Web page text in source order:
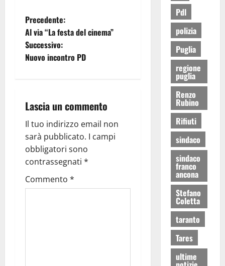
Precedente:
Al via “La festa del cinema”
Successivo:
Nuovo incontro PD
Lascia un commento
Il tuo indirizzo email non
sarà pubblicato. I campi
obbligatori sono
contrassegnati *
Commento *
Pdl
polizia
Puglia
regione
puglia
Renzo
Rubino
Rifiuti
sindaco
sindaco
franco
ancona
Stefano
Coletta
taranto
Tares
ultime